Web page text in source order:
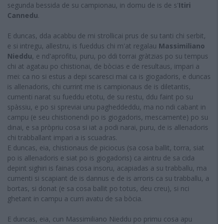
segunda bessida de su campionau, in domu de is de s'Itiri
Cannedu.
E duncas, dda acabbu de mi strollicai prus de su tanti chi serbit,
e si intregu, allestru, is fueddus chi m'at regalau Massimiliano
Nieddu, e nd'aprofitu, puru, po ddi torrai gràtzias po su tempus
chi at agatau po chistionai, de bòcias e de resultaus, impari a
mei: ca no si estus a depi scaresci mai ca is giogadoris, e duncas
is allenadoris, chi currint me is campionaus de is diletantis,
cumenti narat su fueddu etotu, de su restu, ddu faint po su
spàssiu, e po si spreviai unu pagheddeddu, ma no ndi cabant in
campu (e seu chistionendi po is giogadoris, mescamente) po su
dinai, e sa pròpriu cosa si iat a podi narai, puru, de is allenadoris
chi trabballant impari a is scuadras.
E duncas, eia, chistionaus de piciocus (sa cosa ballit, torra, siat
po is allenadoris e siat po is giogadoris) ca aintru de sa cida
depint sighiri is fainas cosa insoru, acapiadas a su trabballu, ma
cumenti si scapiant de is dannus e de is arroris ca su trabballu, a
bortas, si donat (e sa cosa ballit po totus, deu creu), si nci
ghetant in campu a curri avatu de sa bòcia.
E duncas, eia, cun Massimiliano Nieddu po primu cosa apu